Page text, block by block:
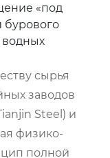
«под
бурового
водных
сырья
заводов
Steel) и
физико-
полной